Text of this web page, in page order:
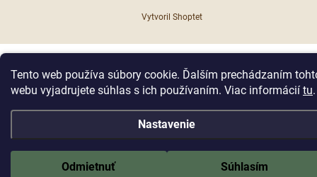
Tento web používa súbory cookie. Ďalším prechádzaním
webu vyjadrujete súhlas s ich používaním. Viac informácií tu.
Nastavenie
Odmietnuť Súhlasím
Vytvoril Shoptet